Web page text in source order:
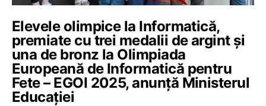
Elevele olimpice la Informatică,
premiate cu trei medalii de argint și
una de bronz la Olimpiada
Europeană de Informatică pentru
Fete – EGOI 2025, anunță Ministerul
Educației